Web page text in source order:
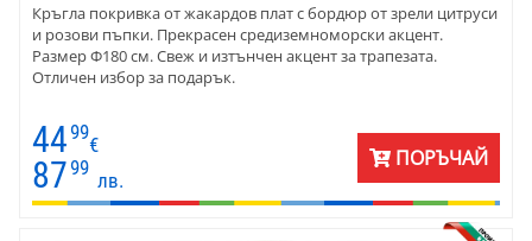
Кръгла покривка от жакардов плат с бордюр от зрели цитруси
и розови пъпки. Прекрасен средиземноморски акцент.
Размер Ф180 см. Свеж и изтънчен акцент за трапезата.
Отличен избор за подарък.
4499
€
8799
лв.
ПОРЪЧАЙ